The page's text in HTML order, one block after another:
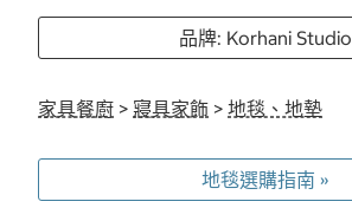
品牌: Korhani Studio
家具餐廚 > 寢具家飾 > 地毯、地墊
地毯選購指南 »